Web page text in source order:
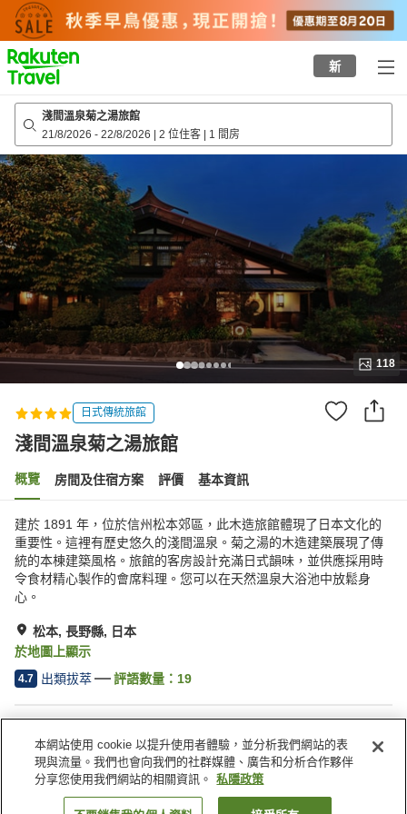
to
top
page
新
淺間溫泉菊之湯旅館
21/8/2026 - 22/8/2026 | 2 位住客 | 1 間房
118
日式傳統旅館
淺間溫泉菊之湯旅館
概覽 房間及住宿方案 評價 基本資訊
建於 1891 年，位於信州松本郊區，此木造旅館體現了日本文化的
重要性。這裡有歷史悠久的淺間溫泉。菊之湯的木造建築展現了傳
統的本棟建築風格。旅館的客房設計充滿日式韻味，並供應採用時
令食材精心製作的會席料理。您可以在天然溫泉大浴池中放鬆身
心。
松本, 長野縣, 日本
於地圖上顯示
4.7 出類拔萃 評語數量： 19
停車場
私人包場
商店
會議室
本網站使用 cookie 以提升使用者體驗，並分析我們網站的表
現與流量。我們也會向我們的社群媒體、廣告和分析合作夥伴
分享您使用我們網站的相關資訊。
私隱政策